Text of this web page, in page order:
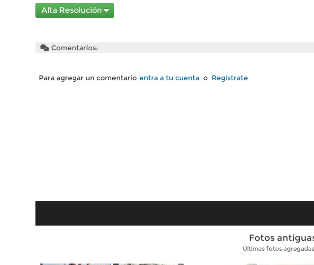
Alta Resolución
Comentarios:
Para agregar un comentario entra a tu cuenta o Regístrate
Fotos
Últimas fotos